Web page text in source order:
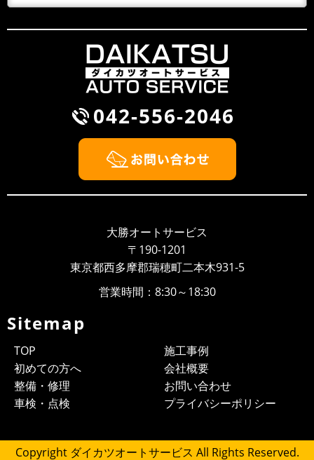
雨が降るとタイヤ屋が儲かる？！
風が吹くと桶屋が儲かるということわざがありますが、
このところ雨が続いて，そのせいかわかりませんが、パ
ンクして走れないから何とかして...
2018/09/30 NEWS
BMW Z3 車検整備
ざいます。このたびウェブサイトを新しく開設いたしま
した。より多くのお客様に大勝オ...
042-556-2046
大勝オートサービス
〒190-1201
東京都西多摩郡瑞穂町二本木931-5
営業時間：8:30～18:30
Sitemap
TOP
初めての方へ
整備・修理
車検・点検
施工事例
会社概要
お問い合わせ
プライバシーポリシー
Copyright ダイカツオートサービス All Rights Reserved.